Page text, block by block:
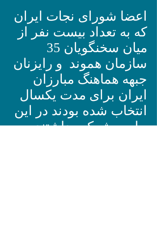
اعضا شورای نجات ایران
که به تعداد بیست نفر از
میان سخنگویان 35
سازمان هموند و رایزنان
جبهه هماهنگ مبارزان
ایران برای مدت یکسال
انتخاب شده بودند در این
جلسه شرکت داشتند.